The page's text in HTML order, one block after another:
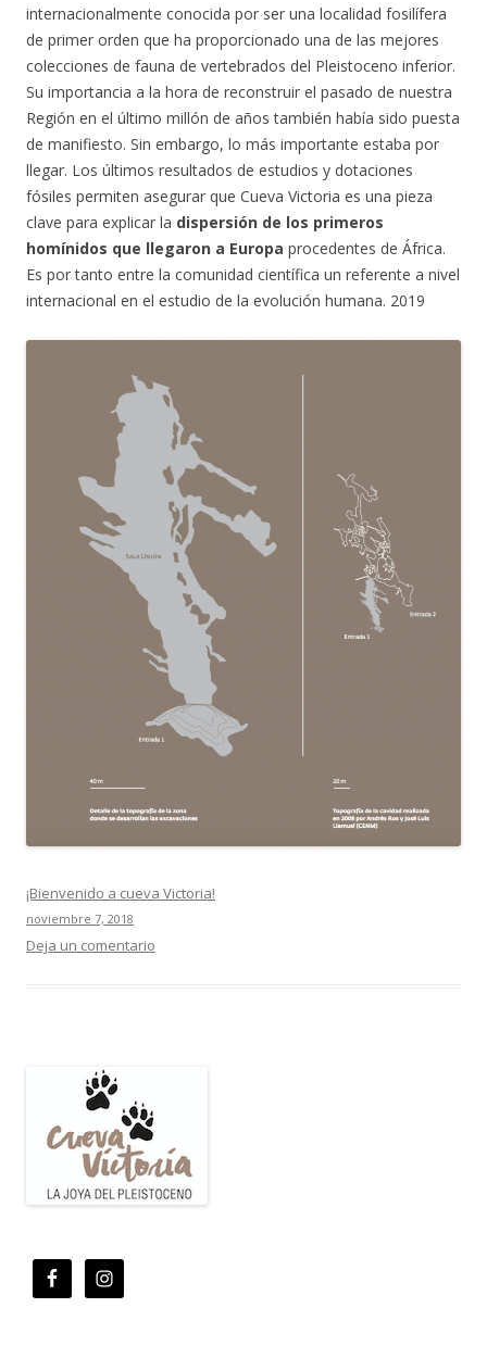
internacionalmente conocida por ser una localidad fosilífera
de primer orden que ha proporcionado una de las mejores
colecciones de fauna de vertebrados del Pleistoceno inferior.
Su importancia a la hora de reconstruir el pasado de nuestra
Región en el último millón de años también había sido puesta
de manifiesto. Sin embargo, lo más importante estaba por
llegar. Los últimos resultados de estudios y dotaciones
fósiles permiten asegurar que Cueva Victoria es una pieza
clave para explicar la dispersión de los primeros
homínidos que llegaron a Europa procedentes de África.
Es por tanto entre la comunidad científica un referente a nivel
internacional en el estudio de la evolución humana. 2019
¡Bienvenido a cueva Victoria!
noviembre 7, 2018
Deja un comentario